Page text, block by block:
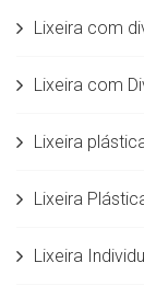
Lixeira com
Lixeira com
Lixeira
Lixeira
Lixeira